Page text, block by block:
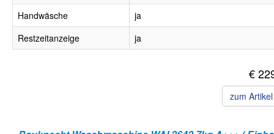
Handwäsche
ja
Restzeitanzeige
ja
€
zum